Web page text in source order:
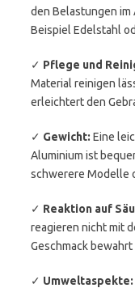
den Belastungen
Beispiel Edelstahl
✓ Pflege und
Material reinigen
erleichtert den
✓ Gewicht: Eine
Aluminium ist
schwerere Modelle
✓ Reaktion auf
reagieren nicht mit
Geschmack
✓ Umweltaspekte: